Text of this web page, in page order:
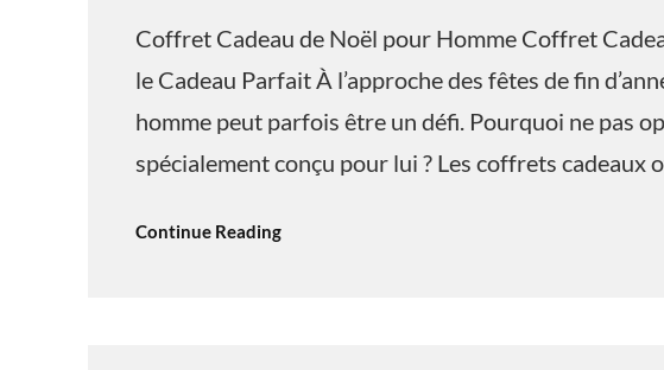
Coffret Cadeau de Noël pour Homme Coffret
le Cadeau Parfait À l’approche des fêtes de fin
homme peut parfois être un défi. Pourquoi ne pas
spécialement conçu pour lui ? Les coffrets cadeaux
Continue Reading